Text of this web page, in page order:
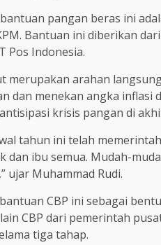
pangan beras ini
Bantuan ini diberikan
Pos Indonesia.
arahan
dan menekan angka inflasi
krisis pangan di
tahun ini telah
dan ibu semua. Mudah-
ujar Muhammad Rudi.
CBP ini sebagai
CBP dari pemerintah
tiga tahap.